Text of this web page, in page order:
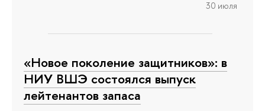
30 июля
«Новое поколение защитников»: в
НИУ ВШЭ состоялся выпуск
лейтенантов запаса